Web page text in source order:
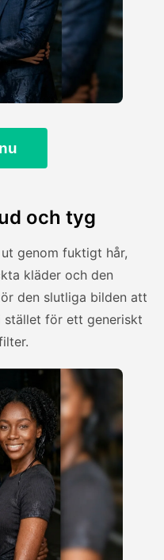
och tyg
genom fuktigt hår,
kläder och den
den slutliga bilden att
för ett generiskt